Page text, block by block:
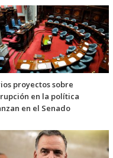
proyectos sobre
en la política
en el Senado